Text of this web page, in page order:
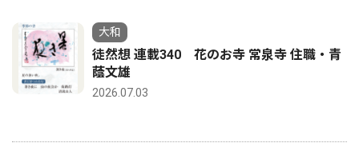
大和
徒然想 連載340 花のお寺 常泉寺 住職・青
蔭文雄
2026.07.03